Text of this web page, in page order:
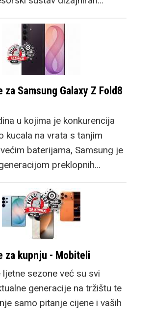
za Samsung Galaxy Z Fold8
u kojima je konkurencija
kucala na vrata s tanjim
baterijama, Samsung je
preklopnih…
za kupnju - Mobiteli
ljetne sezone već su svi
generacije na tržištu te
samo pitanje cijene i vaših